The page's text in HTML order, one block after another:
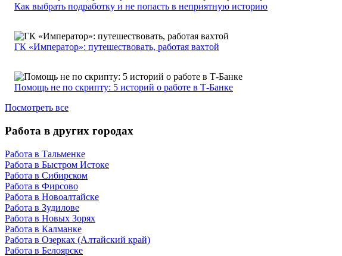
Как выбрать подработку и не попасть в неприятную историю
ГК «Император»: путешествовать, работая вахтой
Помощь не по скрипту: 5 историй о работе в Т-Банке
Посмотреть все
Работа в других городах
Работа в Тальменке
Работа в Быстром Истоке
Работа в Сибирском
Работа в Фирсово
Работа в Новоалтайске
Работа в Зудилове
Работа в Новых Зорях
Работа в Калманке
Работа в Озерках (Алтайский край)
Работа в Белоярске